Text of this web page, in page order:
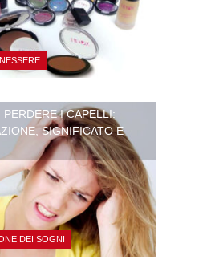
DEI SOGNI
PERDERE I CAPELLI:
SIGNIFICATO E